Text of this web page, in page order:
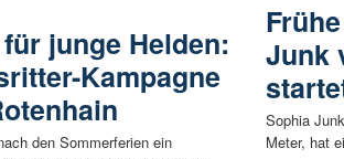
junge Helden:
Kampagne
den Sommerferien ein
Junk
Sophia
Meter, hat